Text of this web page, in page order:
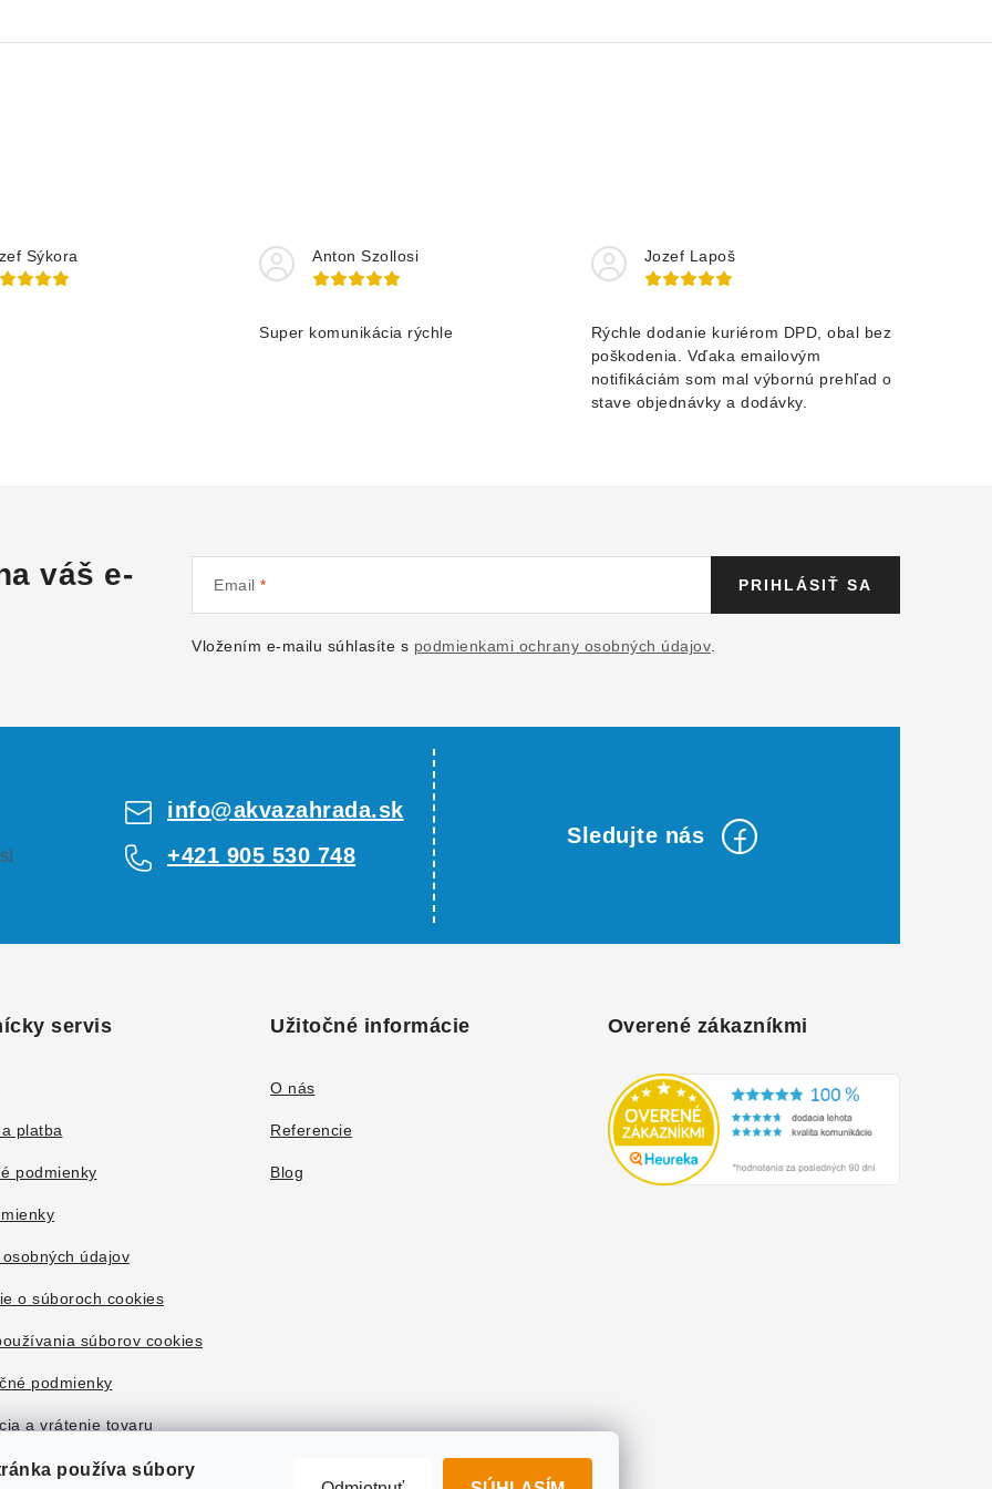
používa súbory
Sýkora Anton Szollosi
Super komunikácia rýchle
Jozef Lapoš
Rýchle dodanie kuriérom DPD, obal bez
poškodenia. Vďaka emailovým
notifikáciám som mal výbornú prehľad o
stave objednávky a dodávky.
váš e-
Email
Vložením e-mailu súhlasíte s podmienkami ochrany osobných údajov
PRIHLÁSIŤ SA
info@akvazahrada.sk
+421 905 530 748
servis
platba
podmienky
údajov
o súboroch cookies
súborov cookies
podmienky
a vrátenie tovaru
Užitočné informácie
O nás
Referencie
Blog
Overené zákazníkmi